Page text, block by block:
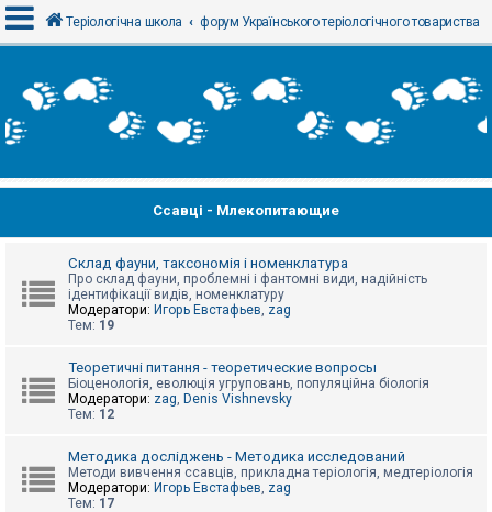
х
і
т
р
а
б
е
Теріологічна школа форум Українського теріологічного товариства
Ссавці - Млекопитающие
Склад фауни, таксономія і номенклатура
Про склад фауни, проблемні і фантомні види, надійність
ідентифікації видів, номенклатуру
Модератори: Игорь Евстафьев, zag
Тем: 19
Теоретичні питання - теоретические вопросы
Біоценологія, еволюція угруповань, популяційна біологія
Модератори: zag, Denis Vishnevsky
Тем: 12
Методика досліджень - Методика исследований
Методи вивчення ссавців, прикладна теріологія, медтеріологія
Модератори: Игорь Евстафьев, zag
Тем: 17